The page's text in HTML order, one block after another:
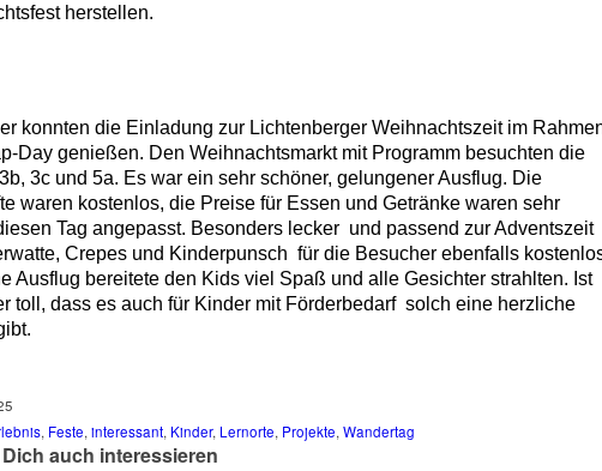
herstellen.
konnten die Einladung zur Lichtenberger Weihnachtszeit im
Day genießen. Den Weihnachtsmarkt mit Programm besuchten die
3c und 5a. Es war ein sehr schöner, gelungener Ausflug. Die
waren kostenlos, die Preise für Essen und Getränke waren sehr
Tag angepasst. Besonders lecker und passend zur Adventszeit
Crepes und Kinderpunsch für die Besucher ebenfalls
Ausflug bereitete den Kids viel Spaß und alle Gesichter strahlten. Ist
toll, dass es auch für Kinder mit Förderbedarf solch eine herzliche
, Feste,interessant, Kinder, Lernorte, Projekte,Wandertag
auch interessieren